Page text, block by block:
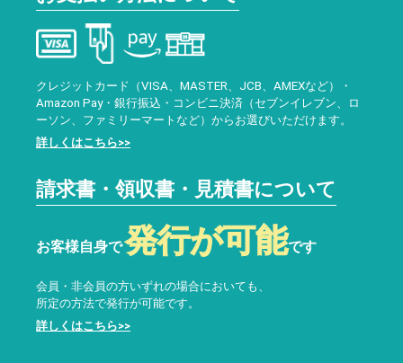
クレジットカード（VISA、MASTER、JCB、AMEXなど）・
Amazon Pay・銀行振込・コンビニ決済（セブンイレブン、ロ
ーソン、ファミリーマートなど）からお選びいただけます。
詳しくはこちら>>
請求書・領収書・見積書について
お客様自身で発行が可能です
会員・非会員の方いずれの場合においても、
所定の方法で発行が可能です。
詳しくはこちら>>